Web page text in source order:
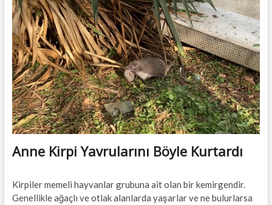
t
t
o
n
Anne Kirpi Yavrularını Böyle Kurtardı
Kirpiler memeli hayvanlar grubuna ait olan bir kemirgendir.
Genellikle ağaçlı ve otlak alanlarda yaşarlar ve ne bulurlarsa